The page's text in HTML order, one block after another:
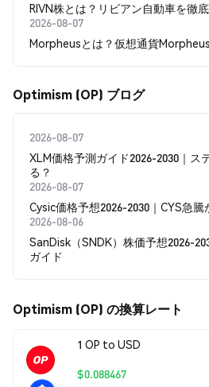
RIVN株とは？リビアン自動車を徹
2026-08-07
Morpheusとは？仮想通貨
Optimism (OP) ブログ
2026-08-07
XLM価格予測ガイド2026-2030｜ス
る？
2026-08-07
Cysic価格予想2026-2030｜CYS急
2026-08-06
SanDisk（SNDK）株価予想2026-
ガイド
Optimism (OP) の換算レート
1 OP to USD
$0.088467